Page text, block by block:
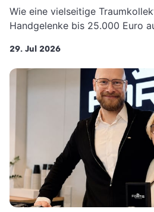
Wie eine vielseitige
Handgelenke bis 25.000 Euro
29. Jul 2026